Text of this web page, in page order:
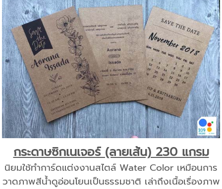
กระดาษซิกเนเจอร์ (ลายเส้น) 230 แกรม
นิยมใช้ทำการ์ดแต่งงานสไตล์ Water Color เหมือนการ
วาดภาพสีน้ำดูอ่อนโยนเป็นธรรมชาติ เล่าถึงเนื้อเรื่องภาพ